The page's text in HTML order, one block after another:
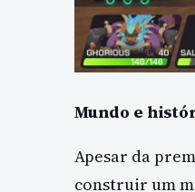
Mundo e
Apesar da
construir um